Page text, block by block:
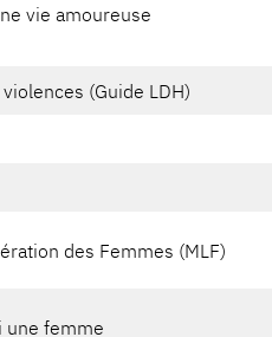
vie amoureuse
(Guide LDH)
des Femmes (MLF)
une femme